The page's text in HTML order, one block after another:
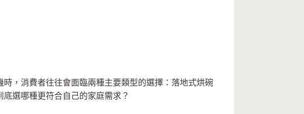
，消費者往往會面臨兩種主要類型的選擇：落地式烘碗
選哪種更符合自己的家庭需求？